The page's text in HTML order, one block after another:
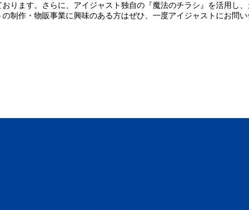
ります。さらに、アイジャスト独自の『魔法のチラシ』を活用し
制作・物販事業に興味のある方はぜひ、一度アイジャストにお問い